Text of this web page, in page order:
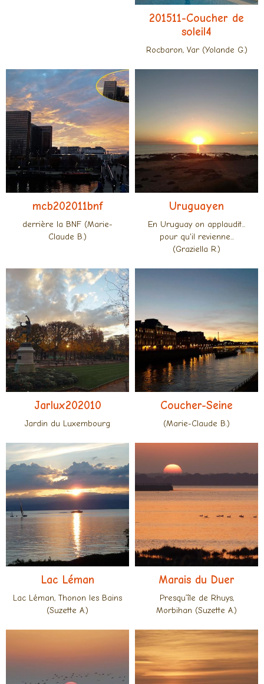
201511-Coucher de
soleil4
Rocbaron, Var (Yolande G.)
mcb202011bnf
derrière la BNF (Marie-
Claude B.)
Uruguayen
En Uruguay on applaudit...
pour qu'il revienne...
(Graziella R.)
Jarlux202010
Jardin du Luxembourg
Coucher-Seine
(Marie-Claude B.)
Lac Léman
Lac Léman, Thonon les Bains
(Suzette A.)
Marais du Duer
Presqu’île de Rhuys,
Morbihan (Suzette A.)